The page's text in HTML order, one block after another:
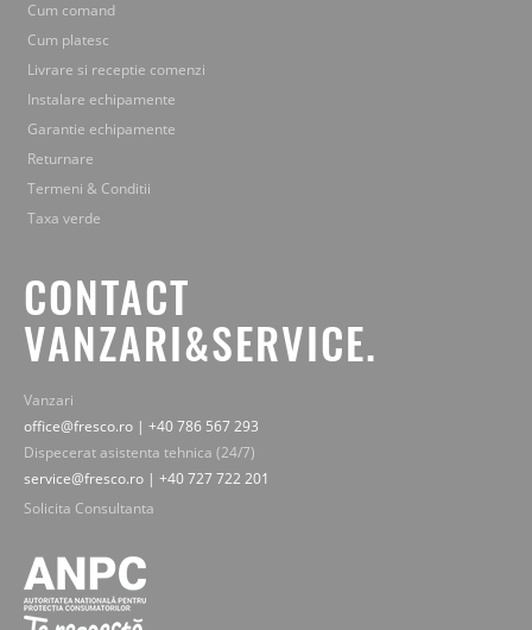
Cum comand
Cum platesc
Livrare si receptie comenzi
Instalare echipamente
Garantie echipamente
Returnare
Termeni & Conditii
Taxa verde
CONTACT
VANZARI&SERVICE.
Vanzari
office@fresco.ro | +40 786 567 293
Dispecerat asistenta tehnica (24/7)
service@fresco.ro | +40 727 722 201
Solicita Consultanta